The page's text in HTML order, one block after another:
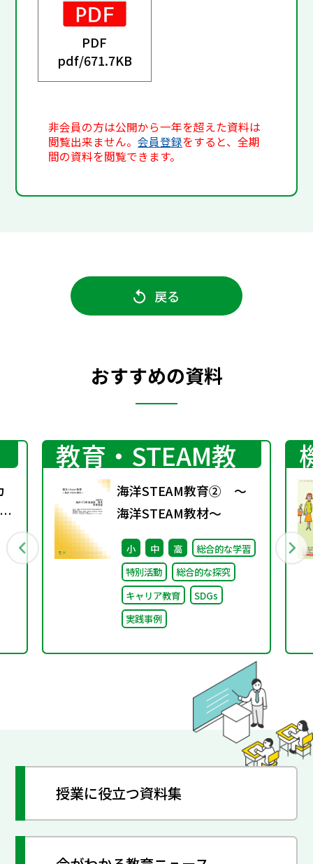
PDF
pdf/671.7KB
非会員の方は公開から一年を超えた資料は
閲覧出来ません。会員登録をすると、全期
間の資料を閲覧できます。
戻る
おすすめの資料
教育・STEAM教
育
海洋STEAM教育② ～
海洋STEAM教材～
小 中 高
総合的な学習
特別活動
総合的な探究
キャリア教育
SDGs
実践事例
授業に役立つ資料集